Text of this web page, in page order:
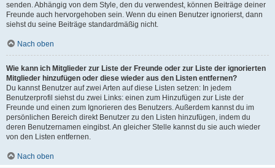
senden. Abhängig von dem Style, den du verwendest, können Beiträge deiner
Freunde auch hervorgehoben sein. Wenn du einen Benutzer ignorierst, dann
siehst du seine Beiträge standardmäßig nicht.
Nach oben
Wie kann ich Mitglieder zur Liste der Freunde oder zur Liste der ignorierten
Mitglieder hinzufügen oder diese wieder aus den Listen entfernen?
Du kannst Benutzer auf zwei Arten auf diese Listen setzen: In jedem
Benutzerprofil siehst du zwei Links: einen zum Hinzufügen zur Liste der
Freunde und einen zum Ignorieren des Benutzers. Außerdem kannst du im
persönlichen Bereich direkt Benutzer zu den Listen hinzufügen, indem du
deren Benutzernamen eingibst. An gleicher Stelle kannst du sie auch wieder
von den Listen entfernen.
Nach oben